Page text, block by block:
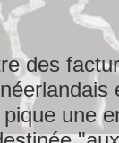
des
une